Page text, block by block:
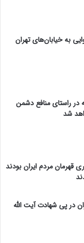
در راستای منافع دشمن
شد
قهرمان مردم ایران بودند
در پی شهادت آیت الله